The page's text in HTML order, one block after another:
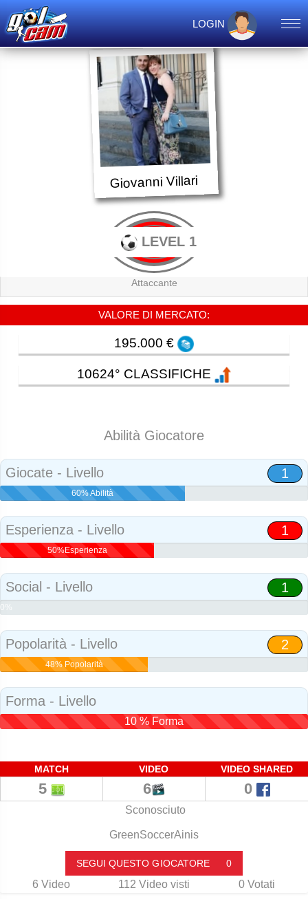
LOGIN
Giovanni Villari
LEVEL 1
Attaccante
VALORE DI MERCATO:
195.000 €
10624° CLASSIFICHE
Abilità Giocatore
Giocate - Livello 1
60% Abilità
Esperienza - Livello 1
50%Esperienza
Social - Livello 1
0%
Popolarità - Livello 2
48% Popolarità
Forma - Livello
10 % Forma
MATCH VIDEO VIDEO SHARED
5 6 0
Sconosciuto
GreenSoccerAinis
SEGUI QUESTO GIOCATORE 0
6 Video 112 Video visti 0 Votati